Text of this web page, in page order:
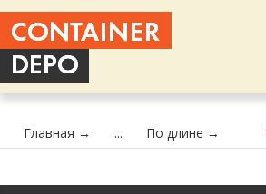
Главная → ... По длине →